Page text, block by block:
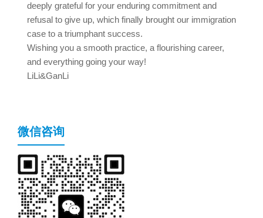
deeply grateful for your enduring commitment and
refusal to give up, which finally brought our immigration
case to a triumphant success.
Wishing you a smooth practice, a flourishing career,
and everything going your way!
LiLi&GanLi
微信咨询